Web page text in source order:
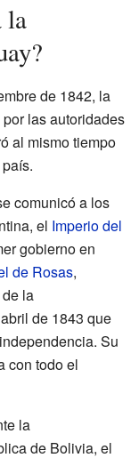
la
de 1842, la
las autoridades
al mismo tiempo
comunicó a los
el Imperio del
gobierno en
de Rosas,
la
de 1843 que
Su
con todo el
la
de Bolivia, el